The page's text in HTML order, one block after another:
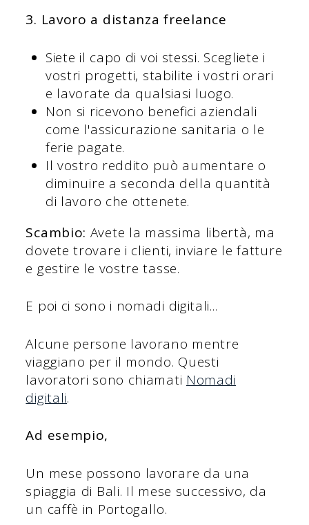
3. Lavoro a distanza freelance
Siete il capo di voi stessi. Scegliete i
vostri progetti, stabilite i vostri orari
e lavorate da qualsiasi luogo.
Non si ricevono benefici aziendali
come l'assicurazione sanitaria o le
ferie pagate.
Il vostro reddito può aumentare o
diminuire a seconda della quantità
di lavoro che ottenete.
Scambio: Avete la massima libertà, ma
dovete trovare i clienti, inviare le fatture
e gestire le vostre tasse.
E poi ci sono i nomadi digitali...
Alcune persone lavorano mentre
viaggiano per il mondo. Questi
lavoratori sono chiamati Nomadi
digitali.
Ad esempio,
Un mese possono lavorare da una
spiaggia di Bali. Il mese successivo, da
un caffè in Portogallo.